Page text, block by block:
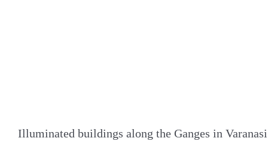
Illuminated buildings along the Ganges in